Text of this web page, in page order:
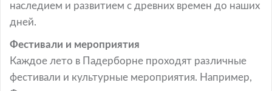
наследием и развитием с древних времен до наших
дней.
Фестивали и мероприятия
Каждое лето в Падерборне проходят различные
фестивали и культурные мероприятия. Например,